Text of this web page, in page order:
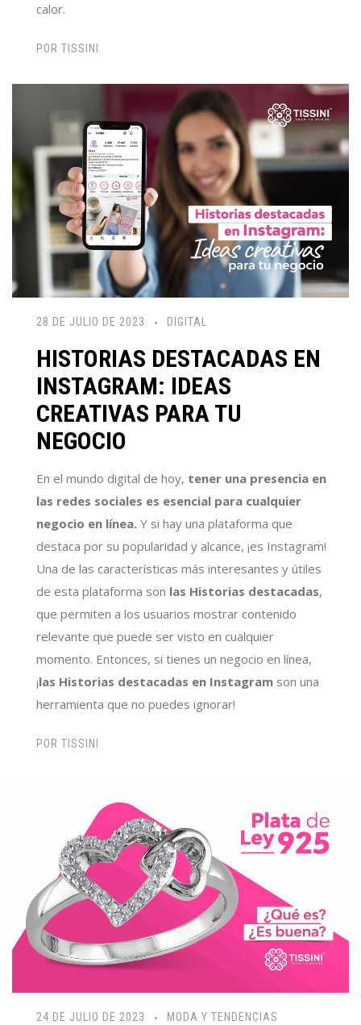
calor.
POR TISSINI
28 DE JULIO DE 2023 DIGITAL
HISTORIAS DESTACADAS EN
INSTAGRAM: IDEAS
CREATIVAS PARA TU
NEGOCIO
En el mundo digital de hoy, tener una presencia en
las redes sociales es esencial para cualquier
negocio en línea. Y si hay una plataforma que
destaca por su popularidad y alcance, ¡es Instagram!
Una de las características más interesantes y útiles
de esta plataforma son las Historias destacadas,
que permiten a los usuarios mostrar contenido
relevante que puede ser visto en cualquier
momento. Entonces, si tienes un negocio en línea,
¡las Historias destacadas en Instagram son una
herramienta que no puedes ignorar!
POR TISSINI
24 DE JULIO DE 2023 MODA Y TENDENCIAS